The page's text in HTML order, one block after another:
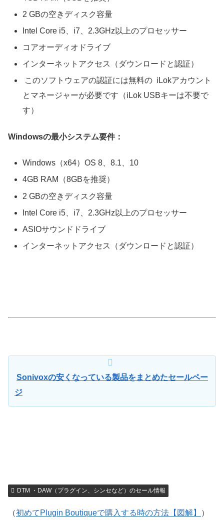
2 GBの空きディスク容量
Intel Core i5、i7、2.3GHz以上のプロセッサー
コアオーディオドライブ
インターネットアクセス（ダウンロードと認証）
このソフトウェアの認証には無料の iLokアカウント
とマネージャーが必要です（iLok USBキーは不要で
す）
Windowsの最小システム要件：
Windows（x64）OS 8、8.1、10
4GB RAM（8GBを推奨）
2 GBの空きディスク容量
Intel Core i5、i7、2.3GHz以上のプロセッサー
ASIOサウンドドライブ
インターネットアクセス（ダウンロードと認証）
Sonivoxの安くなっている製品をまとめたセールペー
ジ
DTM ・DAW（プラグイン、シンセなど）のセール情報
（初めてPlugin Boutiqueで購入する時の方法【図解】 ）